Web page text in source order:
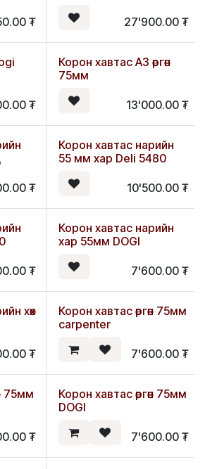
₮ 27'900.00₮
₮
Корон хавтас А3 өргөн
75мм
13'000.00₮
₮
Корон хавтас нарийн
55 мм хар Deli 5480
10'500.00₮
₮
Корон хавтас нарийн
хар 55мм DOGI
7'600.00₮
хөх
₮
Корон хавтас өргөн 75мм
carpenter
7'600.00₮
75мм
₮
Корон хавтас өргөн 75мм
DOGI
7'600.00₮